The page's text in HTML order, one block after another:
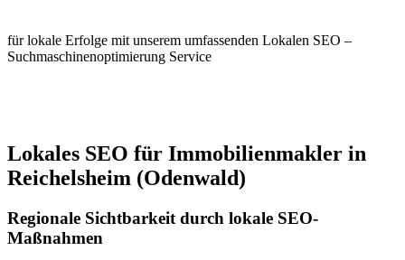
für lokale Erfolge mit unserem umfassenden Lokalen SEO –
Suchmaschinenoptimierung Service
Lokales SEO für Immobilienmakler in
Reichelsheim (Odenwald)
Regionale Sichtbarkeit durch lokale SEO-
Maßnahmen